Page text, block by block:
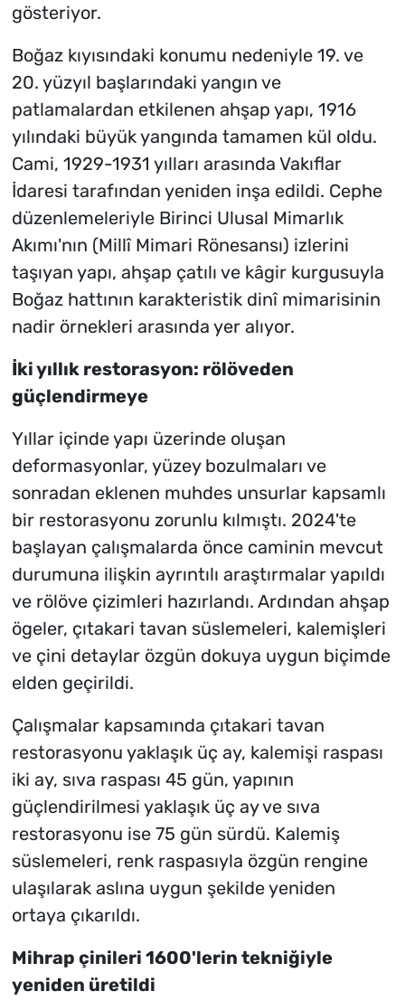
gösteriyor.
Boğaz kıyısındaki konumu nedeniyle 19. ve
20. yüzyıl başlarındaki yangın ve
patlamalardan etkilenen ahşap yapı, 1916
yılındaki büyük yangında tamamen kül oldu.
Cami, 1929-1931 yılları arasında Vakıflar
İdaresi tarafından yeniden inşa edildi. Cephe
düzenlemeleriyle Birinci Ulusal Mimarlık
Akımı'nın (Millî Mimari Rönesansı) izlerini
taşıyan yapı, ahşap çatılı ve kâgir kurgusuyla
Boğaz hattının karakteristik dinî mimarisinin
nadir örnekleri arasında yer alıyor.
İki yıllık restorasyon: rölöveden
güçlendirmeye
Yıllar içinde yapı üzerinde oluşan
deformasyonlar, yüzey bozulmaları ve
sonradan eklenen muhdes unsurlar kapsamlı
bir restorasyonu zorunlu kılmıştı. 2024'te
başlayan çalışmalarda önce caminin mevcut
durumuna ilişkin ayrıntılı araştırmalar yapıldı
ve rölöve çizimleri hazırlandı. Ardından ahşap
ögeler, çıtakari tavan süslemeleri, kalemişleri
ve çini detaylar özgün dokuya uygun biçimde
elden geçirildi.
Çalışmalar kapsamında çıtakari tavan
restorasyonu yaklaşık üç ay, kalemişi raspası
iki ay, sıva raspası 45 gün, yapının
güçlendirilmesi yaklaşık üç ay ve sıva
restorasyonu ise 75 gün sürdü. Kalemiş
süslemeleri, renk raspasıyla özgün rengine
ulaşılarak aslına uygun şekilde yeniden
ortaya çıkarıldı.
Mihrap çinileri 1600'lerin tekniğiyle
yeniden üretildi